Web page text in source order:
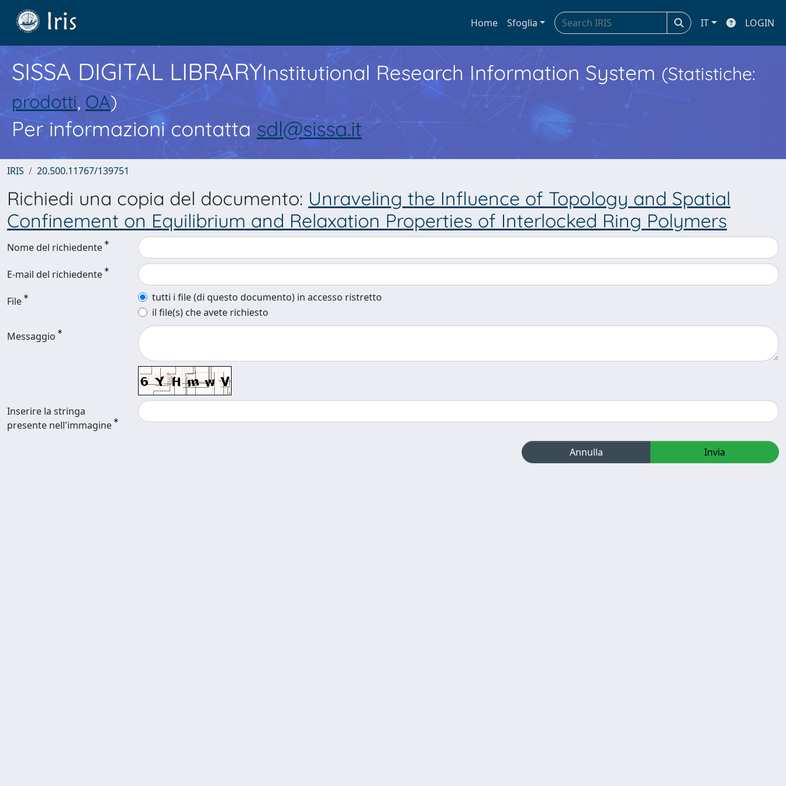
Home Sfoglia IT LOGIN
SISSA DIGITAL LIBRARYInstitutional Research Information System (Statistiche:
prodotti, OA)
Per informazioni contatta sdl@sissa.it
IRIS 20.500.11767/139751
Richiedi una copia del documento: Unraveling the Influence of Topology and Spatial
Confinement on Equilibrium and Relaxation Properties of Interlocked Ring Polymers
Nome del richiedente
E-mail del richiedente
File
tutti i file (di questo documento) in accesso ristretto
il file(s) che avete richiesto
Messaggio
Inserire la stringa
presente nell'immagine
Annulla Invia